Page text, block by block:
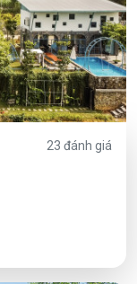
23 đánh giá